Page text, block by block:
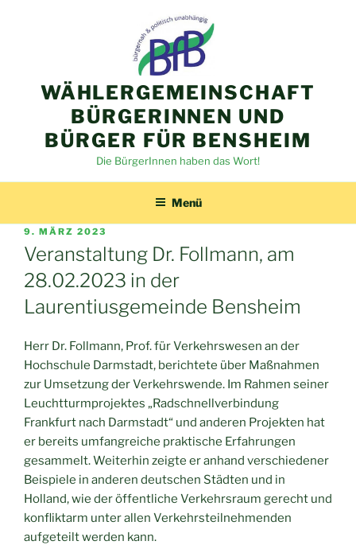
WÄHLERGEMEINSCHAFT
BÜRGERINNEN UND
BÜRGER FÜR BENSHEIM
Die BürgerInnen haben das Wort!
Menü
VERÖFFENTLICHT
AM
9. MÄRZ 2023
Veranstaltung Dr. Follmann, am
28.02.2023 in der
Laurentiusgemeinde Bensheim
Herr Dr. Follmann, Prof. für Verkehrswesen an der
Hochschule Darmstadt, berichtete über Maßnahmen
zur Umsetzung der Verkehrswende. Im Rahmen seiner
Leuchtturmprojektes „Radschnellverbindung
Frankfurt nach Darmstadt“ und anderen Projekten hat
er bereits umfangreiche praktische Erfahrungen
gesammelt. Weiterhin zeigte er anhand verschiedener
Beispiele in anderen deutschen Städten und in
Holland, wie der öffentliche Verkehrsraum gerecht und
konfliktarm unter allen Verkehrsteilnehmenden
aufgeteilt werden kann.